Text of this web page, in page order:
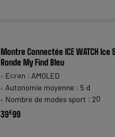
Montre Connectée ICE WATCH
Ronde My Find Bleu
Ecran : AMOLED
Autonomie moyenne : 5 d
Nombre de modes sport : 20
39€99